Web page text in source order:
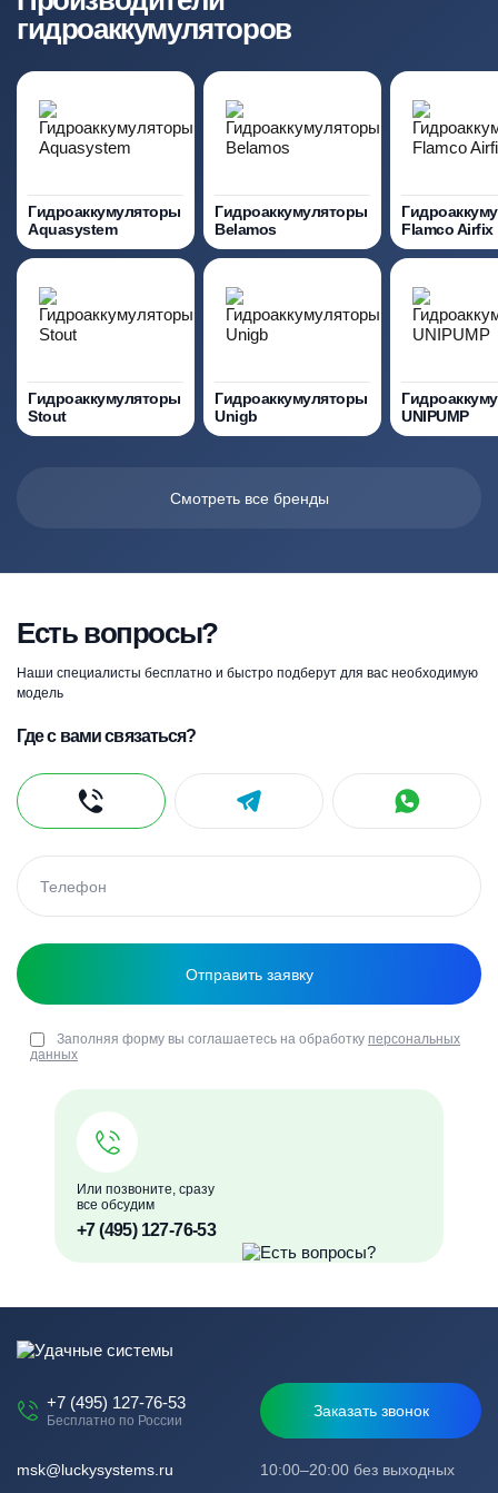
гидроаккумуляторов
Гидроаккумуляторы
Aquasystem
Гидроаккумуляторы
Belamos
Flamco Airfix
Гидроаккумуляторы
Stout
Гидроаккумуляторы
Unigb
UNIPUMP
Смотреть все бренды
Есть вопросы?
Наши специалисты бесплатно и быстро подберут для вас необходимую
модель
Или позвоните, сразу
все обсудим
+7 (495) 127-76-53
Где с вами связаться?
Заполняя форму вы соглашаетесь на обработку персональных
данных
+7 (495) 127-76-53
Бесплатно по России
Заказать звонок
10:00–20:00 без выходных
msk@luckysystems.ru